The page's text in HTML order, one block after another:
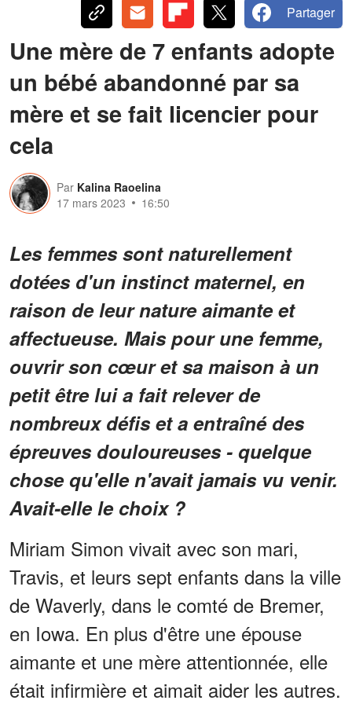
Partager
Une mère de 7 enfants adopte
un bébé abandonné par sa
mère et se fait licencier pour
cela
Par Kalina Raoelina
17 mars 2023
16:50
Les femmes sont naturellement
dotées d'un instinct maternel, en
raison de leur nature aimante et
affectueuse. Mais pour une femme,
ouvrir son cœur et sa maison à un
petit être lui a fait relever de
nombreux défis et a entraîné des
épreuves douloureuses - quelque
chose qu'elle n'avait jamais vu venir.
Avait-elle le choix ?
Miriam Simon vivait avec son mari,
Travis, et leurs sept enfants dans la ville
de Waverly, dans le comté de Bremer,
en Iowa. En plus d'être une épouse
aimante et une mère attentionnée, elle
était infirmière et aimait aider les autres.